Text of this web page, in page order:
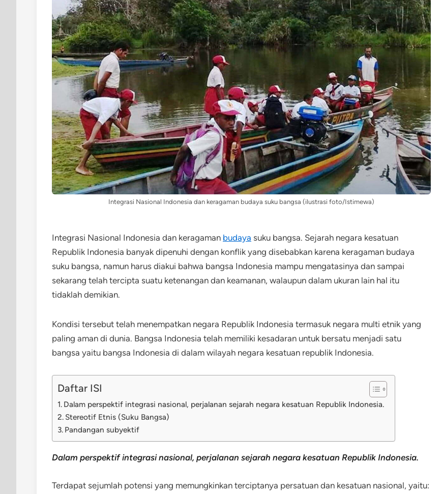
Integrasi Nasional Indonesia dan keragaman budaya suku bangsa (ilustrasi foto/Istimewa)
Integrasi Nasional Indonesia dan keragaman budaya suku bangsa. Sejarah negara kesatuan
Republik Indonesia banyak dipenuhi dengan konflik yang disebabkan karena keragaman budaya
suku bangsa, namun harus diakui bahwa bangsa Indonesia mampu mengatasinya dan sampai
sekarang telah tercipta suatu ketenangan dan keamanan, walaupun dalam ukuran lain hal itu
tidaklah demikian.
Kondisi tersebut telah menempatkan negara Republik Indonesia termasuk negara multi etnik yang
paling aman di dunia. Bangsa Indonesia telah memiliki kesadaran untuk bersatu menjadi satu
bangsa yaitu bangsa Indonesia di dalam wilayah negara kesatuan republik Indonesia.
Daftar ISI
Dalam perspektif integrasi nasional, perjalanan sejarah negara kesatuan Republik Indonesia.
Stereotif Etnis (Suku Bangsa)
Pandangan subyektif
Dalam perspektif integrasi nasional, perjalanan sejarah negara kesatuan Republik Indonesia.
Terdapat sejumlah potensi yang memungkinkan terciptanya persatuan dan kesatuan nasional, yaitu: